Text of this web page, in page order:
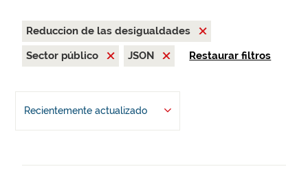
Reduccion de las desigualdades
Sector público
JSON Restaurar filtros
Recientemente actualizado